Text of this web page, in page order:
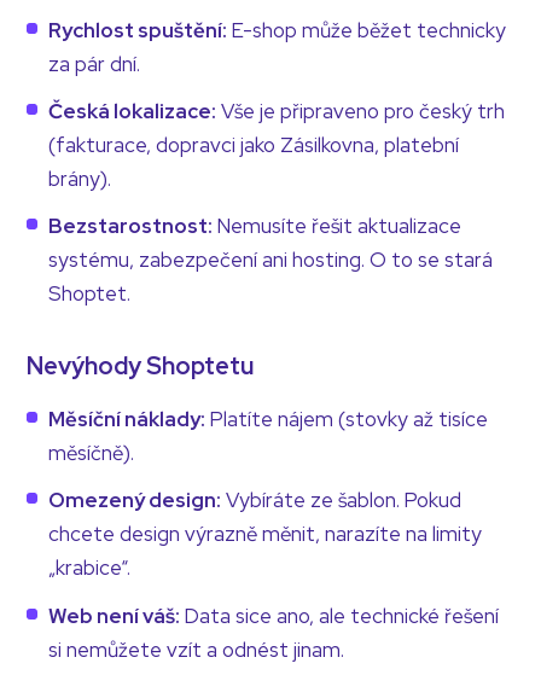
Rychlost spuštění: E-shop může běžet technicky
za pár dní.
Česká lokalizace: Vše je připraveno pro český trh
(fakturace, dopravci jako Zásilkovna, platební
brány).
Bezstarostnost: Nemusíte řešit aktualizace
systému, zabezpečení ani hosting. O to se stará
Shoptet.
Nevýhody Shoptetu
Měsíční náklady: Platíte nájem (stovky až tisíce
měsíčně).
Omezený design: Vybíráte ze šablon. Pokud
chcete design výrazně měnit, narazíte na limity
„krabice“.
Web není váš: Data sice ano, ale technické řešení
si nemůžete vzít a odnést jinam.